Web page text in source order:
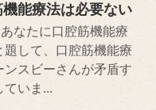
能療法は必要ない
なたに口腔筋機能療
して、口腔筋機能療
スビーさんが矛盾す
ていま...